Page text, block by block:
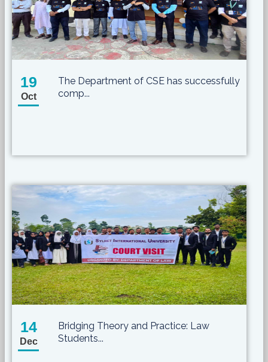
19
Oct
The Department of CSE has successfully
comp...
14
Dec
Bridging Theory and Practice: Law
Students...